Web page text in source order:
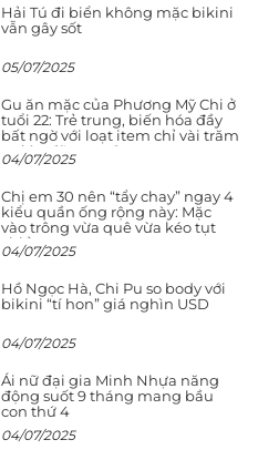
Hải Tú đi biển không mặc bikini
vẫn gây sốt
05/07/2025
Gu ăn mặc của Phương Mỹ Chi ở
tuổi 22: Trẻ trung, biến hóa đầy
bất ngờ với loạt item chỉ vài trăm
nghìn đã mua được
04/07/2025
Chị em 30 nên “tẩy chay” ngay 4
kiểu quần ống rộng này: Mặc
vào trông vừa quê vừa kéo tụt
chiều cao
04/07/2025
Hồ Ngọc Hà, Chi Pu so body với
bikini “tí hon” giá nghìn USD
04/07/2025
Ái nữ đại gia Minh Nhựa năng
động suốt 9 tháng mang bầu
con thứ 4
04/07/2025